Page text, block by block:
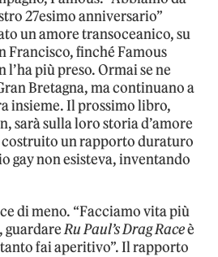
27esimo anniversario”
un amore transoceanico, su
Francisco, finché Famous
più preso. Ormai se ne
Bretagna, ma continuano a
insieme. Il prossimo libro,
sarà sulla loro storia d’amore
costruito un rapporto duraturo
gay non esisteva, inventando
di meno. “Facciamo vita più
guardareRu Paul’s Drag Raceè
fai aperitivo”. Il rapporto